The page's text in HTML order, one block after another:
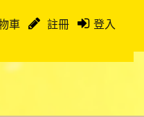
車 註冊 登入